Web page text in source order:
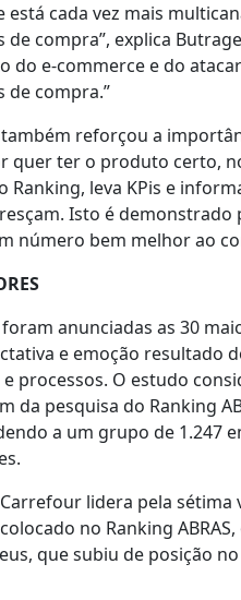
está cada vez mais
de compra”, explica
do e-commerce e do
de compra.”
reforçou a
quer ter o produto certo,
Ranking, leva KPis e
Isto é demonstrado
número bem melhor ao
anunciadas as 30
e emoção resultado
processos. O estudo
da pesquisa do Ranking
a um grupo de 1.247
lidera pela sétima
no Ranking
que subiu de posição